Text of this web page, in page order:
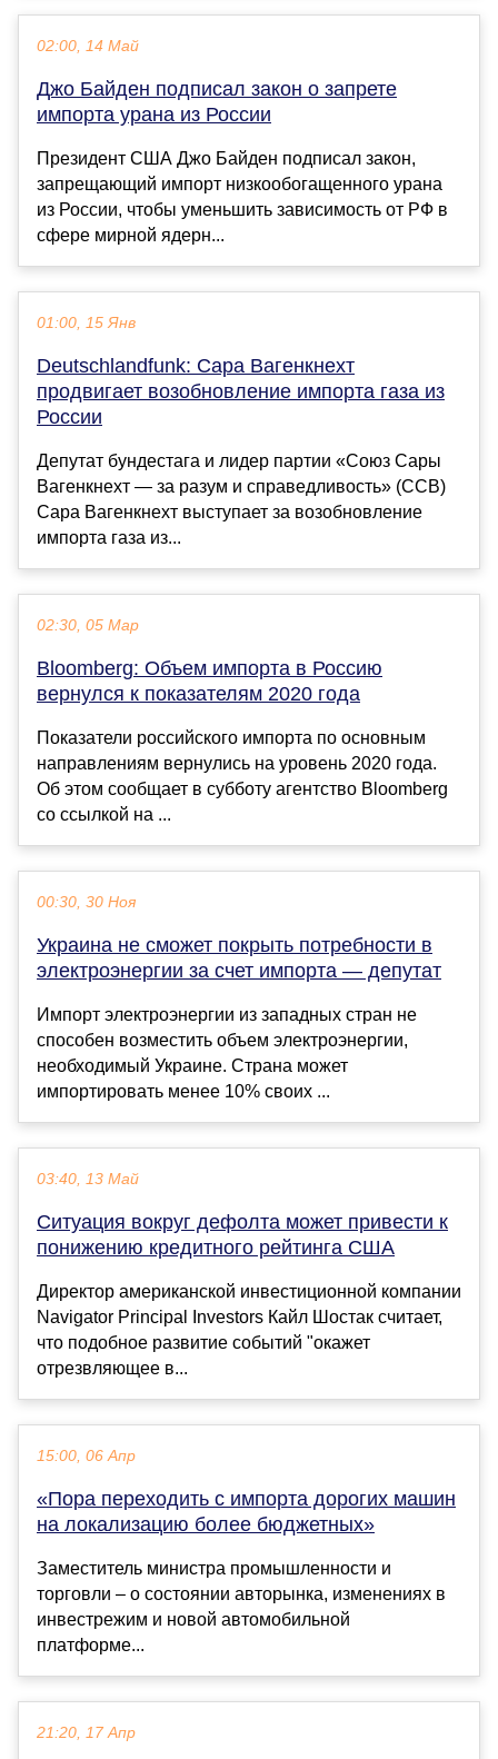
02:00, 14 Май
Джо Байден подписал закон о запрете
импорта урана из России
Президент США Джо Байден подписал закон,
запрещающий импорт низкообогащенного урана
из России, чтобы уменьшить зависимость от РФ в
сфере мирной ядерн...
01:00, 15 Янв
Deutschlandfunk: Сара Вагенкнехт
продвигает возобновление импорта газа из
России
Депутат бундестага и лидер партии «Союз Сары
Вагенкнехт — за разум и справедливость» (ССВ)
Сара Вагенкнехт выступает за возобновление
импорта газа из...
02:30, 05 Мар
Bloomberg: Объем импорта в Россию
вернулся к показателям 2020 года
Показатели российского импорта по основным
направлениям вернулись на уровень 2020 года.
Об этом сообщает в субботу агентство Bloomberg
со ссылкой на ...
00:30, 30 Ноя
Украина не сможет покрыть потребности в
электроэнергии за счет импорта — депутат
Импорт электроэнергии из западных стран не
способен возместить объем электроэнергии,
необходимый Украине. Страна может
импортировать менее 10% своих ...
03:40, 13 Май
Ситуация вокруг дефолта может привести к
понижению кредитного рейтинга США
Директор американской инвестиционной компании
Navigator Principal Investors Кайл Шостак считает,
что подобное развитие событий "окажет
отрезвляющее в...
15:00, 06 Апр
«Пора переходить с импорта дорогих машин
на локализацию более бюджетных»
Заместитель министра промышленности и
торговли – о состоянии авторынка, изменениях в
инвестрежим и новой автомобильной
платформе...
21:20, 17 Апр